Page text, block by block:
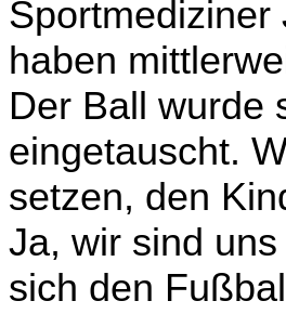
Sportmediziner
haben
Der Ball wurde
eingetauscht.
setzen, den
Ja, wir sind
sich den